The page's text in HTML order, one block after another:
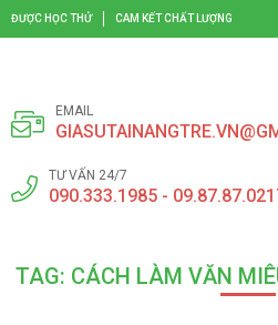
ĐƯỢC HỌC THỬ CAM KẾT CHẤT LƯỢNG
EMAIL
TƯ VẤN 24/7
090.333.1985 -
TAG: CÁCH LÀM VĂN